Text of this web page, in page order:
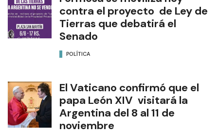
contra el proyecto de Ley de
Tierras que debatirá el
Senado
POLÍTICA
El Vaticano confirmó que el
papa León XIV visitará la
Argentina del 8 al 11 de
noviembre